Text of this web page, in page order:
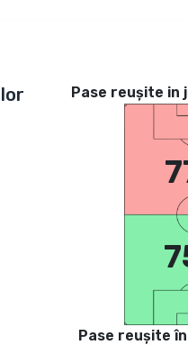
Pase reușite in
Pase reușite